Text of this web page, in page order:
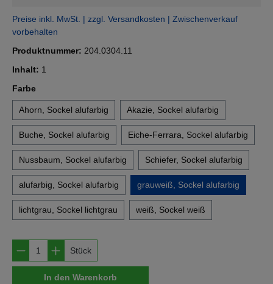
Preise inkl. MwSt. | zzgl. Versandkosten | Zwischenverkauf
vorbehalten
Produktnummer: 204.0304.11
Inhalt: 1
Farbeauswählen
Ahorn, Sockel alufarbig Akazie, Sockel alufarbig
Buche, Sockel alufarbig Eiche-Ferrara, Sockel alufarbig
Nussbaum, Sockel alufarbig Schiefer, Sockel alufarbig
alufarbig, Sockel alufarbig grauweiß, Sockel alufarbig
lichtgrau, Sockel lichtgrau weiß, Sockel weiß
Produkt Anzahl: Gib den gewünschten
Stück
In den Warenkorb